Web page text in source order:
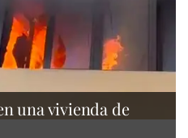
una vivienda de